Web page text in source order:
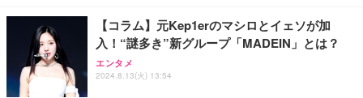
寝ホン 睡眠用イヤホン 寝ながら 痛くない 超軽量2.8
g ASMR推薦 ワイヤレス Bluetooth6.1 柔軟性高 安
眠 仕事 ブルー
【コラム】元Kep1erのマシロとイェソが加
入！“謎多き”新グループ「MADEIN」とは？
エンタメ
2024.8.13(火) 13:54